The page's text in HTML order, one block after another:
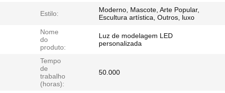
Estilo:
Moderno, Mascote, Arte Popular,
Escultura artística, Outros, luxo
Nome
do
produto:
Luz de modelagem LED
personalizada
Tempo
de
trabalho
(horas):
50.000